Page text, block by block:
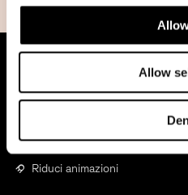
Allow
Riduci animazioni